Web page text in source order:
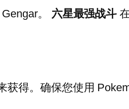
。 六星最强战斗
得。确保您使用